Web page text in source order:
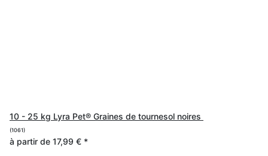
10 - 25 kg Lyra Pet® Graines de tournesol noires
(1061)
à partir de 17,99 € *